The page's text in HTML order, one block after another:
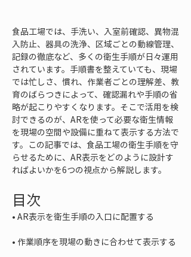
食品工場では、手洗い、入室前確認、異物混
入防止、器具の洗浄、区域ごとの動線管理、
記録の徹底など、多くの衛生手順が日々運用
されています。手順書を整えていても、現場
では忙しさ、慣れ、作業者ごとの理解差、教
育のばらつきによって、確認漏れや手順の省
略が起こりやすくなります。そこで活用を検
討できるのが、ARを使って必要な衛生情報
を現場の空間や設備に重ねて表示する方法で
す。この記事では、食品工場の衛生手順を守
らせるために、AR表示をどのように設計す
ればよいかを6つの視点から解説します。
目次
•
•